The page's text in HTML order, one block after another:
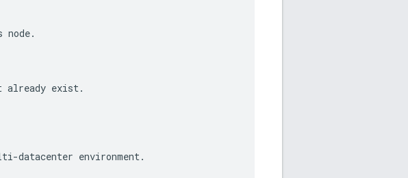
node.
already exist.
-datacenter environment.